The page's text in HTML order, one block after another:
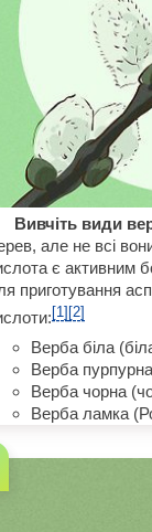
Вивчіть види
але не всі
є активним
приготування
[1] [2]
Верба біла
Верба
Верба чорна
Верба ламка